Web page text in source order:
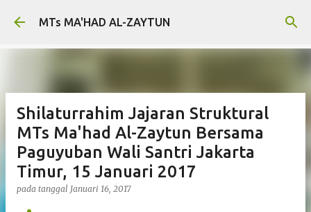
Langsung ke konten utama
MTs MA'HAD AL-ZAYTUN
Shilaturrahim Jajaran Struktural
MTs Ma'had Al-Zaytun Bersama
Paguyuban Wali Santri Jakarta
Timur, 15 Januari 2017
pada tanggal Januari 16, 2017